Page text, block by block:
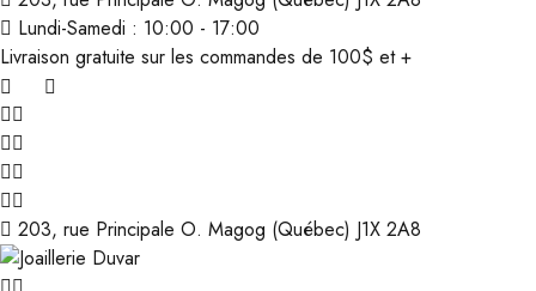
Lundi-Samedi : 10:00 - 17:00
Livraison gratuite sur les commandes de 100$ et +
203, rue Principale O. Magog (Québec) J1X 2A8